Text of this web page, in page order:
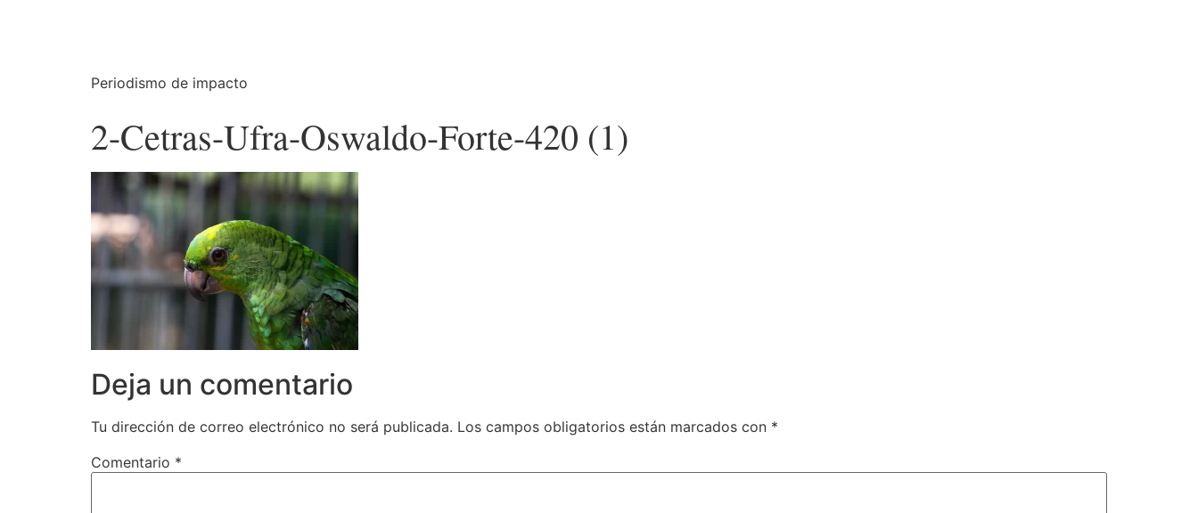
Periodismo de impacto
2-Cetras-Ufra-Oswaldo-Forte-420 (1)
Deja un comentario
Tu dirección de correo electrónico no será publicada. Los campos obligatorios están marcados con *
Comentario *